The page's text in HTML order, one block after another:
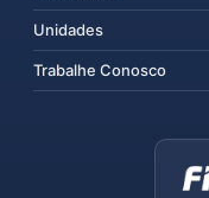
Unidades
Trabalhe Conosco